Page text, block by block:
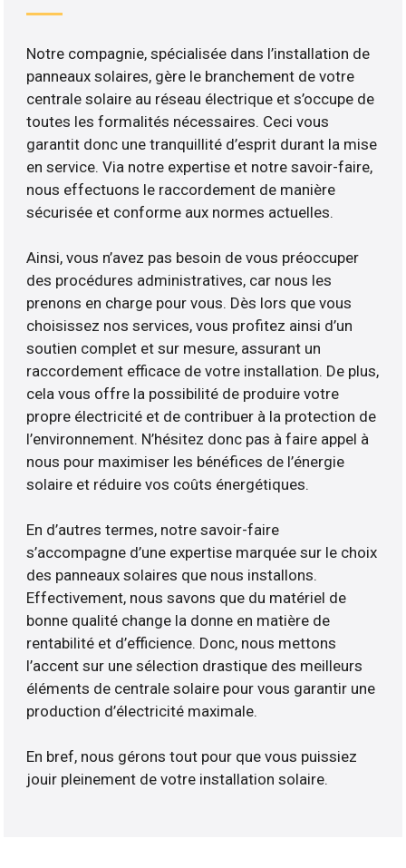
Notre compagnie, spécialisée dans l’installation de
panneaux solaires, gère le branchement de votre
centrale solaire au réseau électrique et s’occupe de
toutes les formalités nécessaires. Ceci vous
garantit donc une tranquillité d’esprit durant la mise
en service. Via notre expertise et notre savoir-faire,
nous effectuons le raccordement de manière
sécurisée et conforme aux normes actuelles.
Ainsi, vous n’avez pas besoin de vous préoccuper
des procédures administratives, car nous les
prenons en charge pour vous. Dès lors que vous
choisissez nos services, vous profitez ainsi d’un
soutien complet et sur mesure, assurant un
raccordement efficace de votre installation. De plus,
cela vous offre la possibilité de produire votre
propre électricité et de contribuer à la protection de
l’environnement. N’hésitez donc pas à faire appel à
nous pour maximiser les bénéfices de l’énergie
solaire et réduire vos coûts énergétiques.
En d’autres termes, notre savoir-faire
s’accompagne d’une expertise marquée sur le choix
des panneaux solaires que nous installons.
Effectivement, nous savons que du matériel de
bonne qualité change la donne en matière de
rentabilité et d’efficience. Donc, nous mettons
l’accent sur une sélection drastique des meilleurs
éléments de centrale solaire pour vous garantir une
production d’électricité maximale.
En bref, nous gérons tout pour que vous puissiez
jouir pleinement de votre installation solaire.